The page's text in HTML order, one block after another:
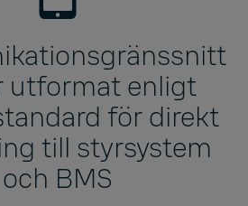
utformat enligt
för direkt
till styrsystem
och BMS